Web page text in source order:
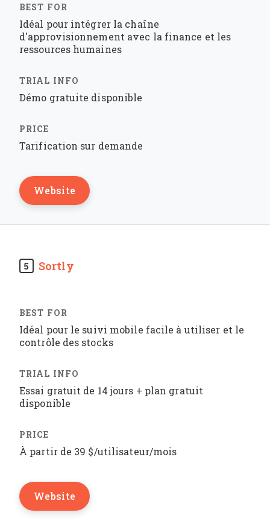
Idéal pour intégrer la chaîne
d'approvisionnement avec la finance et les
ressources humaines
Démo gratuite disponible
Tarification sur demande
Website
5 Sortly
Idéal pour le suivi mobile facile à utiliser et le
contrôle des stocks
Essai gratuit de 14 jours + plan gratuit
disponible
À partir de 39 $/utilisateur/mois
Website